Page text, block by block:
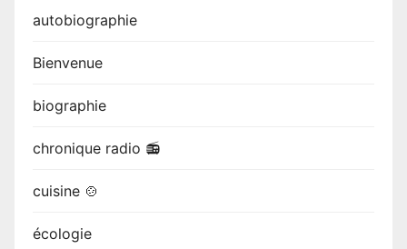
autobiographie
Bienvenue
biographie
chronique radio 📻
cuisine 🍲
écologie